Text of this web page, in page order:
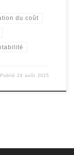
du coût
Publié24 août 2025